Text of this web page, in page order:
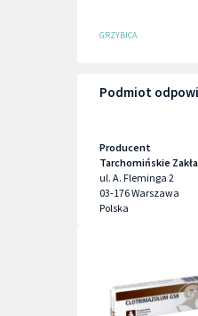
GRZYBICA
Podmiot
Producent
Tarchomińskie
ul. A. Fleminga 2
03-176Warszawa
Polska